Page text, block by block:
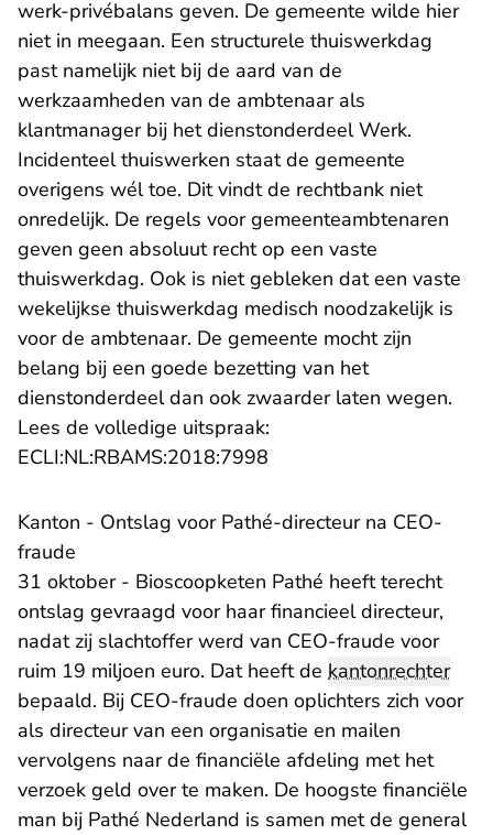
werk-privébalans geven. De gemeente wilde hier
niet in meegaan. Een structurele thuiswerkdag
past namelijk niet bij de aard van de
werkzaamheden van de ambtenaar als
klantmanager bij het dienstonderdeel Werk.
Incidenteel thuiswerken staat de gemeente
overigens wél toe. Dit vindt de rechtbank niet
onredelijk. De regels voor gemeenteambtenaren
geven geen absoluut recht op een vaste
thuiswerkdag. Ook is niet gebleken dat een vaste
wekelijkse thuiswerkdag medisch noodzakelijk is
voor de ambtenaar. De gemeente mocht zijn
belang bij een goede bezetting van het
dienstonderdeel dan ook zwaarder laten wegen.
Lees de volledige uitspraak:
ECLI:NL:RBAMS:2018:7998
Kanton - Ontslag voor Pathé-directeur na CEO-
fraude
31 oktober - Bioscoopketen Pathé heeft terecht
ontslag gevraagd voor haar financieel directeur,
nadat zij slachtoffer werd van CEO-fraude voor
ruim 19 miljoen euro. Dat heeft de kantonrechter
bepaald. Bij CEO-fraude doen oplichters zich voor
als directeur van een organisatie en mailen
vervolgens naar de financiële afdeling met het
verzoek geld over te maken. De hoogste financiële
man bij Pathé Nederland is samen met de general